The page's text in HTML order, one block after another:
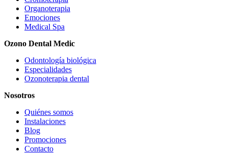
Organoterapia
Emociones
Medical Spa
Ozono Dental Medic
Odontología biológica
Especialidades
Ozonoterapia dental
Nosotros
Quiénes somos
Instalaciones
Blog
Promociones
Contacto